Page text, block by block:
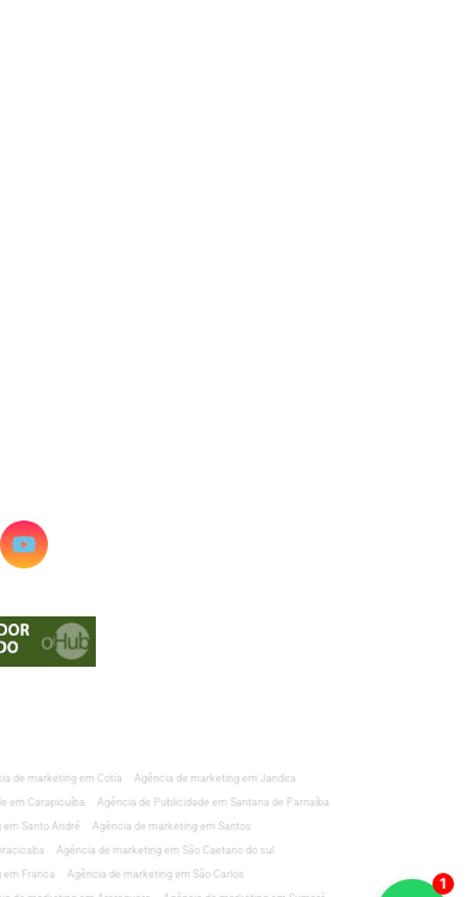
1
de marketing em Cotia
Agência de marketing em Jandira
em Carapicuíba
Agência de Publicidade em Santana de Parnaíba
Santo André
Agência de marketing em Santos
Agência de marketing em São Caetano do sul
em Franca
Agência de marketing em São Carlos